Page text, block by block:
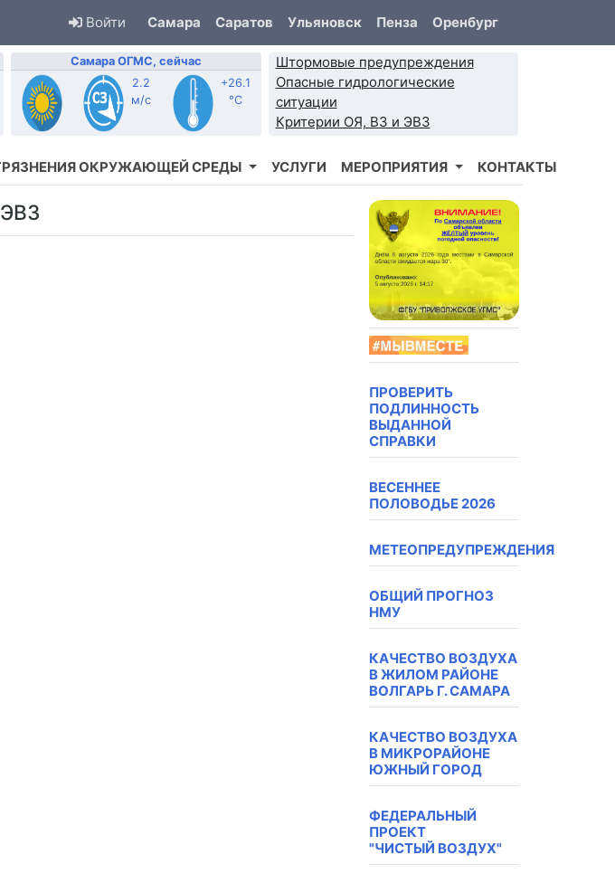
Войти Самара Саратов Ульяновск Пенза Оренбург
Самара ОГМС, сейчас
2.2
м/с
+26.1
°C
Штормовые предупреждения
Опасные гидрологические
ситуации
Критерии ОЯ, ВЗ и ЭВЗ
ОКРУЖАЮЩЕЙ СРЕДЫ УСЛУГИ МЕРОПРИЯТИЯ КОНТАКТЫ
ПРОВЕРИТЬ
ПОДЛИННОСТЬ
ВЫДАННОЙ
СПРАВКИ
ВЕСЕННЕЕ
ПОЛОВОДЬЕ 2026
МЕТЕОПРЕДУПРЕЖДЕНИЯ
ОБЩИЙ ПРОГНОЗ
НМУ
КАЧЕСТВО ВОЗДУХА
В ЖИЛОМ РАЙОНЕ
ВОЛГАРЬ Г. САМАРА
КАЧЕСТВО ВОЗДУХА
В МИКРОРАЙОНЕ
ЮЖНЫЙ ГОРОД
ФЕДЕРАЛЬНЫЙ
ПРОЕКТ
"ЧИСТЫЙ ВОЗДУХ"